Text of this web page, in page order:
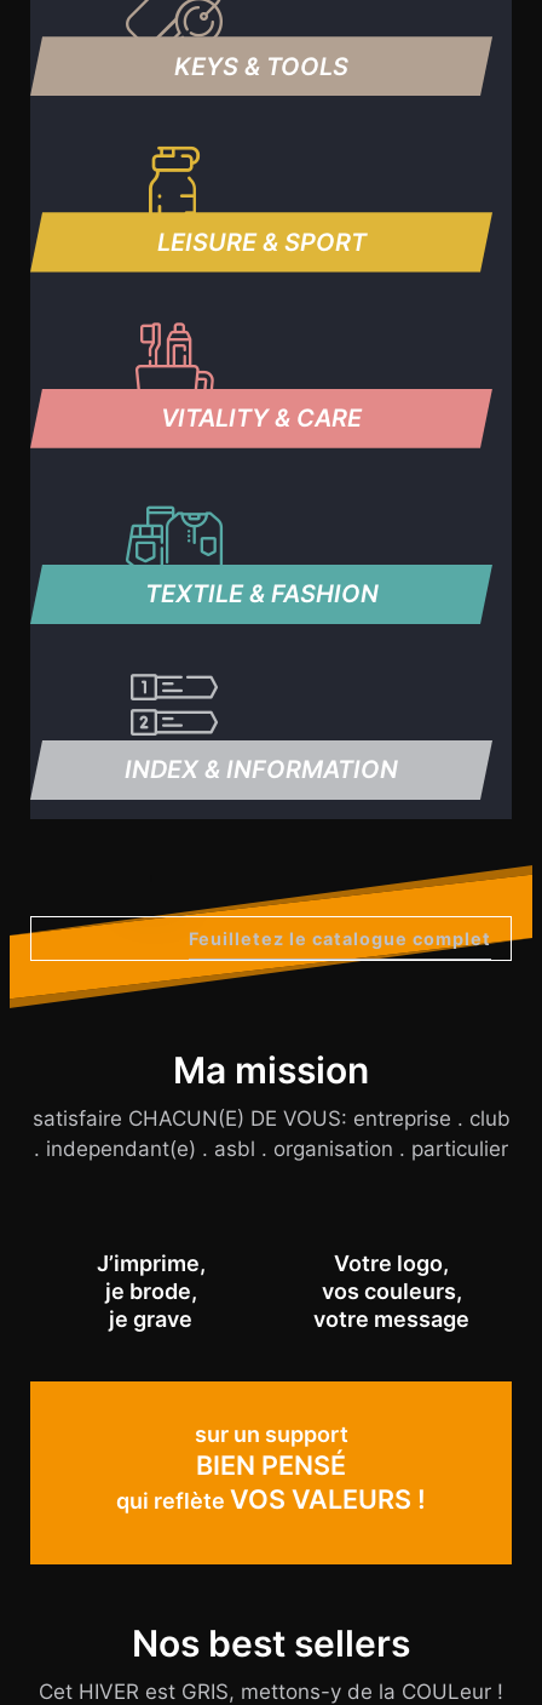
KEYS & TOOLS
LEISURE & SPORT
VITALITY & CARE
TEXTILE & FASHION
INDEX & INFORMATION
Feuilletez le catalogue complet
Ma mission
satisfaire CHACUN(E) DE VOUS: entreprise . club
. independant(e) . asbl . organisation . particulier
J’imprime,
je brode,
je grave
Votre logo,
vos couleurs,
votre message
sur un support
BIEN PENSÉ
qui reflète VOS VALEURS !
Nos best sellers
Cet HIVER est GRIS, mettons-y de la COULeur !